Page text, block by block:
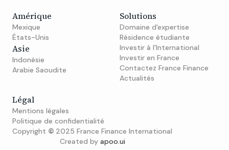
Amérique
Mexique
États-Unis
Asie
Indonésie
Arabie Saoudite
Solutions
Domaine d'expertise
Résidence étudiante
Investir à l'International
Investir en France
Contactez France Finance
Actualités
Légal
Mentions légales
Politique de confidentialité
Copyright © 2025 France Finance International
Created by apoo.ui